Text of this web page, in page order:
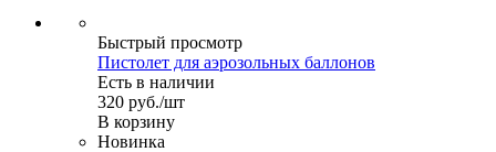
Быстрый просмотр
Пистолет для аэрозольных баллонов
Есть в наличии
320 руб./шт
В корзину
Новинка